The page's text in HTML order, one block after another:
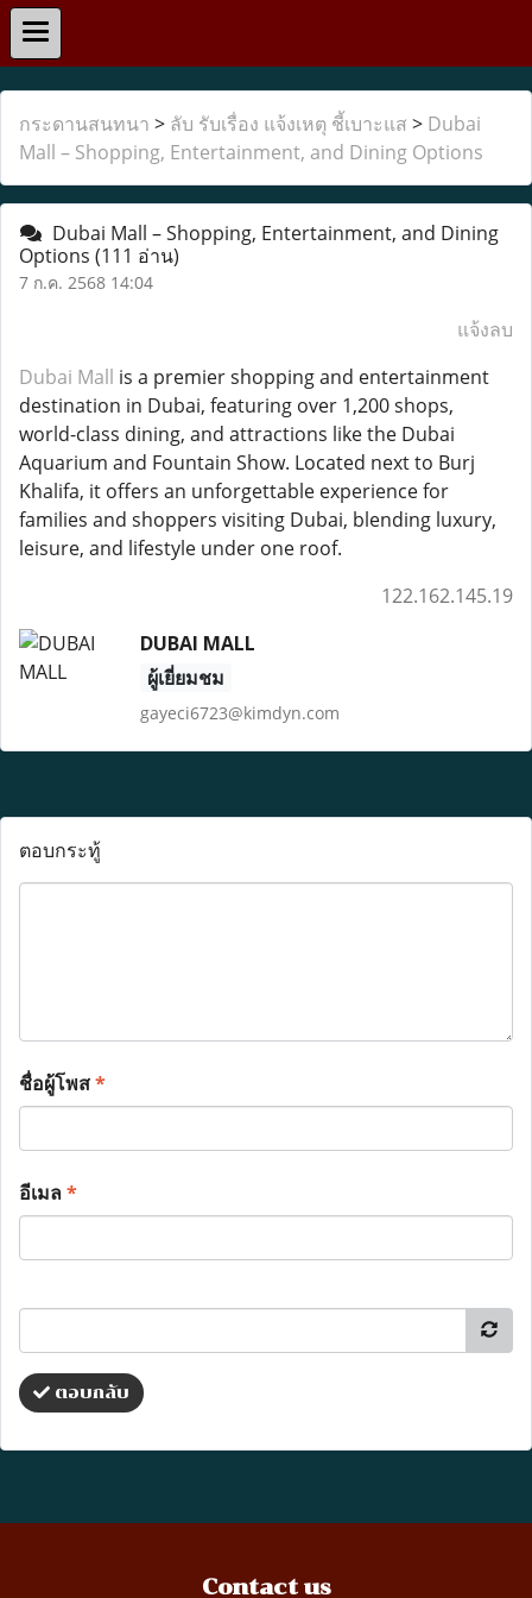
กระดานสนทนา > ลับ รับเรื่อง แจ้งเหตุ ชี้เบาะแส > Dubai
Mall – Shopping, Entertainment, and Dining Options
Dubai Mall – Shopping, Entertainment, and Dining
Options (111 อ่าน)
7 ก.ค. 2568 14:04
แจ้งลบ
Dubai Mall is a premier shopping and entertainment
destination in Dubai, featuring over 1,200 shops,
world-class dining, and attractions like the Dubai
Aquarium and Fountain Show. Located next to Burj
Khalifa, it offers an unforgettable experience for
families and shoppers visiting Dubai, blending luxury,
leisure, and lifestyle under one roof.
122.162.145.19
DUBAI MALL
ผู้เยี่ยมชม
gayeci6723@kimdyn.com
ตอบกระทู้
ชื่อผู้โพส*
อีเมล*
ตอบกลับ
Contact us